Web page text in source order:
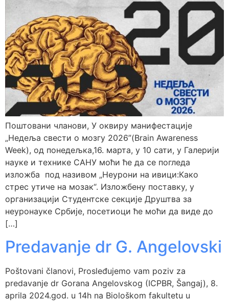
Поштовани чланови, У оквиру манифестације
„Недеља свести о мозгу 2026”(Brain Awareness
Week), од понедељка,16. марта, у 10 сати, у Галерији
науке и технике САНУ моћи ће да се погледа
изложба под називом „Неурони на ивици:Како
стрес утиче на мозак“. Изложбену поставку, у
организацији Студентске секције Друштва за
неуронауке Србије, посетиоци ће моћи да виде до
[…]
Predavanje dr G. Angelovski
Poštovani članovi, Prosleđujemo vam poziv za
predavanje dr Gorana Angelovskog (ICPBR, Šangaj), 8.
aprila 2024.god. u 14h na Biološkom fakultetu u